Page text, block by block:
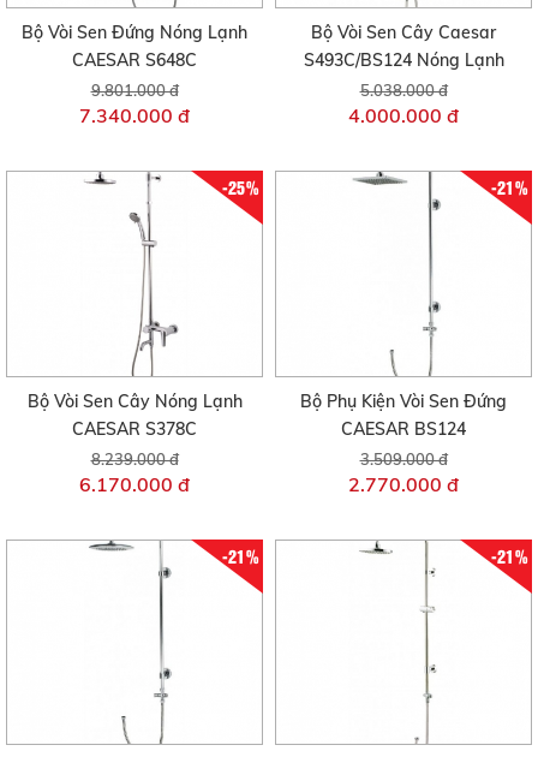
Bộ Vòi Sen Đứng Nóng Lạnh
CAESAR S648C
9.801.000 đ
7.340.000 đ
Bộ Vòi Sen Cây Caesar
S493C/BS124 Nóng Lạnh
5.038.000 đ
4.000.000 đ
-25%
Bộ Vòi Sen Cây Nóng Lạnh
CAESAR S378C
8.239.000 đ
6.170.000 đ
-21%
Bộ Phụ Kiện Vòi Sen Đứng
CAESAR BS124
3.509.000 đ
2.770.000 đ
-21% -21%